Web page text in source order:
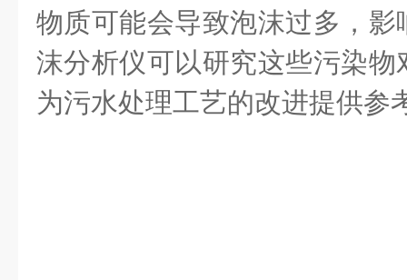
物质可能会导致泡沫过多，
沫分析仪可以研究这些污染
为污水处理工艺的改进提供参